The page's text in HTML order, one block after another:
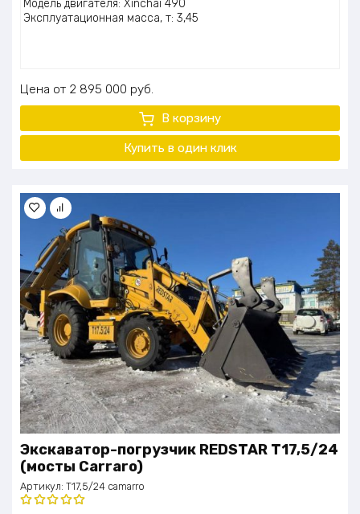
Модель двигателя: Xinchai 490
Эксплуатационная масса, т: 3,45
Цена 2 895 000 руб.
В корзину
Купить в один клик
Экскаватор-погрузчик REDSTAR T17,5/24
(мосты Carraro)
Артикул: T17,5/24 camarro